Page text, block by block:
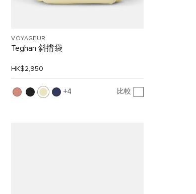
VOYAGEUR
Teghan 斜揹袋
HK$2,950
4 比較